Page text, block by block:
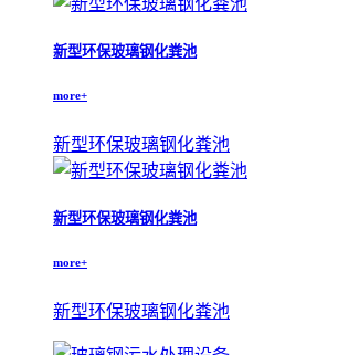
新型环保玻璃钢化粪池
more+
新型环保玻璃钢化粪池
新型环保玻璃钢化粪池
more+
新型环保玻璃钢化粪池